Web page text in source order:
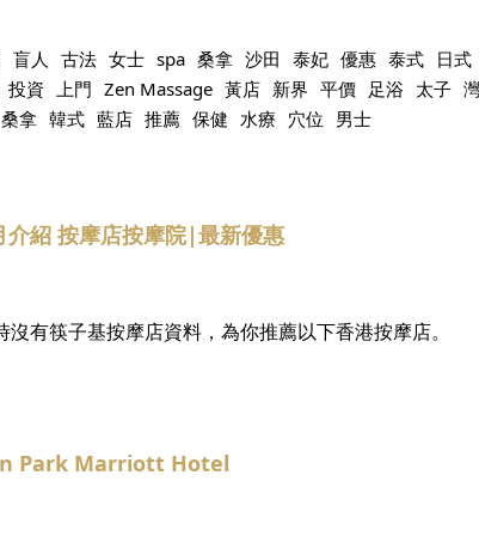
盲人 古法 女士 spa 桑拿 沙田 泰妃 優惠 泰式 日式
投資 上門 Zen Massage 黃店 新界 平價 足浴 太子
桑拿 韓式 藍店 推薦 保健 水療 穴位 男士
介紹 按摩店按摩院|最新優惠
沒有筷子基按摩店資料，為你推薦以下香港按摩店。
Park Marriott Hotel